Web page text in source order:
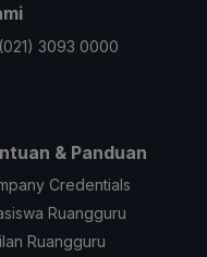
(021) 3093 0000
& Panduan
Credentials
Ruangguru
Ruangguru